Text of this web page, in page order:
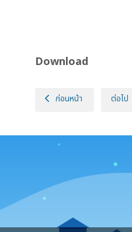
Download
เนื้อหาก่อนหน้า: ประกาศก
ก่อนหน้า เนื้อห
ต่อไป